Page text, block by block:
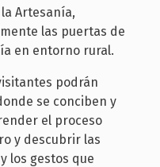
Artesanía,
las puertas de
en entorno rural.
podrán
se conciben y
el proceso
y descubrir las
los gestos que